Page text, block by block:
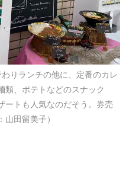
りランチの他に、定番のカレ
類、ポテトなどのスナック
ートも人気なのだそう。券売
田留美子）